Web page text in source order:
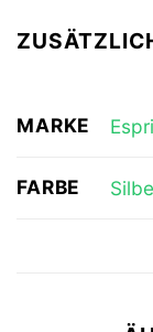
MARKE
FARBE